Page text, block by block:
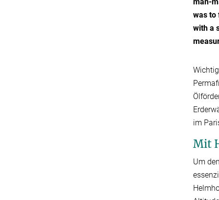
man-
was to
with a
im
Mit
Um